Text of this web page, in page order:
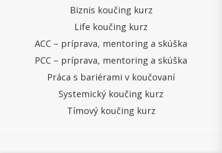
Biznis koučing kurz
Life koučing kurz
ACC – príprava, mentoring a skúška
PCC – príprava, mentoring a skúška
Práca s bariérami v koučovaní
Systemický koučing kurz
Tímový koučing kurz